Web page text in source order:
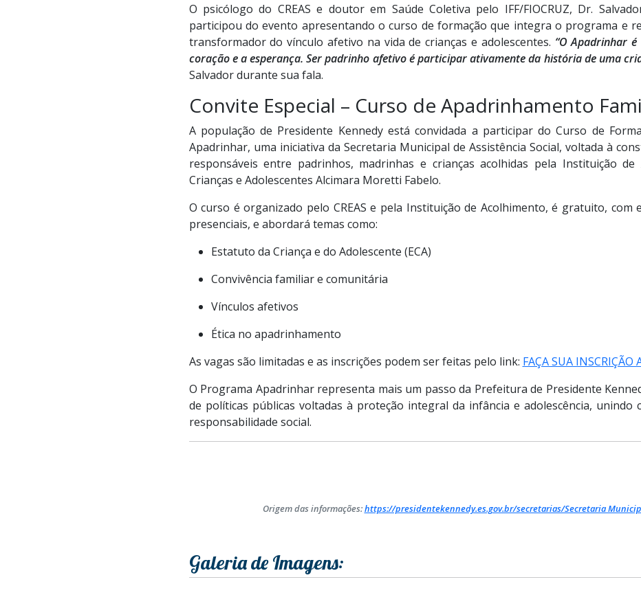
O psicólogo do CREAS e doutor em Saúde Coletiva pelo IFF/FIOCRUZ, Dr.
participou do evento apresentando o curso de formação que integra o programa e
transformador do vínculo afetivo na vida de crianças e adolescentes. “O Apadrinhar
coração e a esperança. Ser padrinho afetivo é participar ativamente da história de uma
Salvador durante sua fala.
Convite Especial – Curso de Apadrinhamento
A população de Presidente Kennedy está convidada a participar do Curso de
Apadrinhar, uma iniciativa da Secretaria Municipal de Assistência Social, voltada à
responsáveis entre padrinhos, madrinhas e crianças acolhidas pela Instituição de
Crianças e Adolescentes Alcimara Moretti Fabelo.
O curso é organizado pelo CREAS e pela Instituição de Acolhimento, é gratuito, com
presenciais, e abordará temas como:
Estatuto da Criança e do Adolescente (ECA)
Convivência familiar e comunitária
Vínculos afetivos
Ética no apadrinhamento
As vagas são limitadas e as inscrições podem ser feitas pelo link: FAÇA SUA INSCRIÇÃO
O Programa Apadrinhar representa mais um passo da Prefeitura de Presidente
de políticas públicas voltadas à proteção integral da infância e adolescência, unindo
responsabilidade social.
Origem das informações:https://presidentekennedy.es.gov.br/secretarias/Secretaria
Galeria de Imagens: